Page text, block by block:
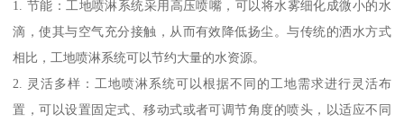
1. 节能：工地喷淋系统采用高压喷嘴，可以将水雾细化成微小的水
滴，使其与空气充分接触，从而有效降低扬尘。与传统的洒水方式
相比，工地喷淋系统可以节约大量的水资源。
2. 灵活多样：工地喷淋系统可以根据不同的工地需求进行灵活布
置，可以设置固定式、移动式或者可调节角度的喷头，以适应不同